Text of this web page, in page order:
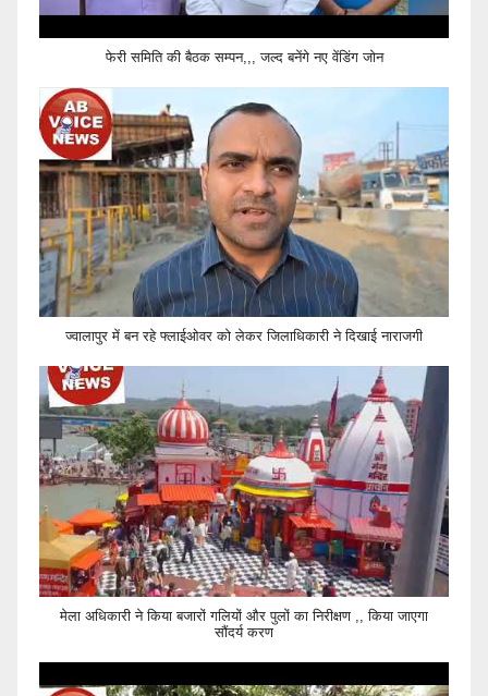
फेरी समिति की बैठक सम्पन,,, जल्द बनेंगे नए वेंडिंग जोन
ज्वालापुर में बन रहे फ्लाईओवर को लेकर जिलाधिकारी ने दिखाई नाराजगी
मेला अधिकारी ने किया बजारों गलियों और पुलों का निरीक्षण ,, किया जाएगा
सौंदर्य करण